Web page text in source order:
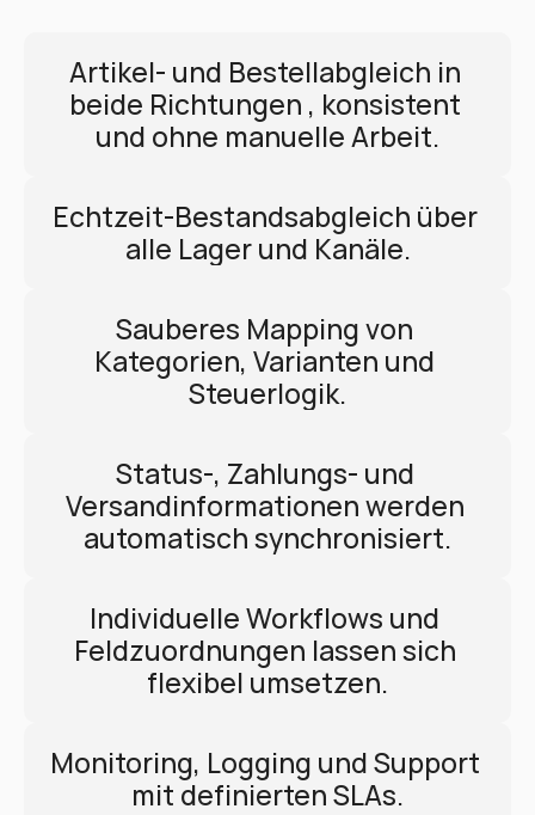
Artikel- und Bestellabgleich in
beide Richtungen , konsistent
und ohne manuelle Arbeit.
Echtzeit-Bestandsabgleich über
alle Lager und Kanäle.
Sauberes Mapping von
Kategorien, Varianten und
Steuerlogik.
Status-, Zahlungs- und
Versandinformationen werden
automatisch synchronisiert.
Individuelle Workflows und
Feldzuordnungen lassen sich
flexibel umsetzen.
Monitoring, Logging und Support
mit definierten SLAs.